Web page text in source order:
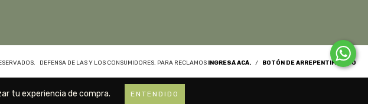
tu experiencia de compra. ENTENDIDO
DEFENSA DE LAS Y LOS CONSUMIDORES. PARA RECLAMOS INGRESÁ ACÁ. / BOTÓN DE ARREPENTIMIENTO